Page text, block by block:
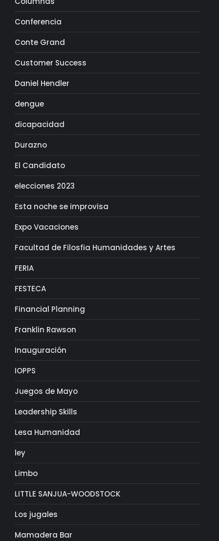
Conferencia
Conte Grand
Customer Success
Daniel Hendler
dengue
dicapacidad
Durazno
El Candidato
elecciones 2023
Esta noche se improvisa
Expo Vacaciones
Facultad de Filosfia Humanidades y Artes
FERIA
FESTECA
Financial Planning
Franklin Rawson
Inauguración
IOPPS
Juegos de Mayo
Leadership Skills
Lesa Humanidad
ley
Limbo
LITTLE SANJUA-WOODSTOCK
Los jugales
Mamadera Bar